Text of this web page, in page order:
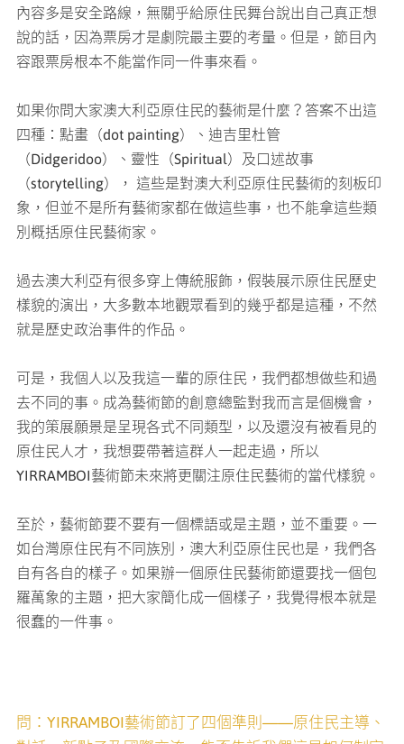
內容多是安全路線，無關乎給原住民舞台說出自己真正想
說的話，因為票房才是劇院最主要的考量。但是，節目內
容跟票房根本不能當作同一件事來看。
如果你問大家澳大利亞原住民的藝術是什麼？答案不出這
四種：點畫（dot painting）、迪吉里杜管
（Didgeridoo）、靈性（Spiritual）及口述故事
（storytelling）， 這些是對澳大利亞原住民藝術的刻板印
象，但並不是所有藝術家都在做這些事，也不能拿這些類
別概括原住民藝術家。
過去澳大利亞有很多穿上傳統服飾，假裝展示原住民歷史
樣貌的演出，大多數本地觀眾看到的幾乎都是這種，不然
就是歷史政治事件的作品。
可是，我個人以及我這一輩的原住民，我們都想做些和過
去不同的事。成為藝術節的創意總監對我而言是個機會，
我的策展願景是呈現各式不同類型，以及還沒有被看見的
原住民人才，我想要帶著這群人一起走過，所以
YIRRAMBOI藝術節未來將更關注原住民藝術的當代樣貌。
至於，藝術節要不要有一個標語或是主題，並不重要。一
如台灣原住民有不同族別，澳大利亞原住民也是，我們各
自有各自的樣子。如果辦一個原住民藝術節還要找一個包
羅萬象的主題，把大家簡化成一個樣子，我覺得根本就是
很蠢的一件事。
問：YIRRAMBOI藝術節訂了四個準則——原住民主導、